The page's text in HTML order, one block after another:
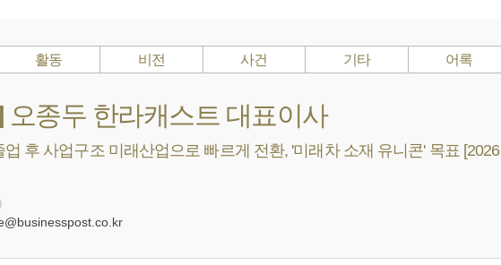
활동 비전 사건 기타 어록
오종두 한라캐스트 대표이사
후 사업구조 미래산업으로 빠르게 전환, '미래차 소재 유니콘' 목표 [2026